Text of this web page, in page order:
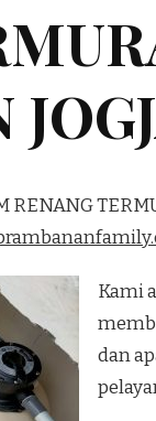
RENANG
Kami
dan